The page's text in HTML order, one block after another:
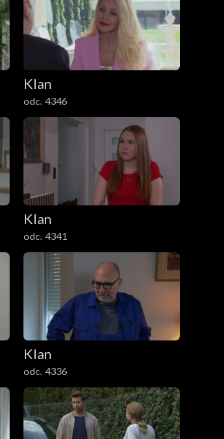
Klan
odc. 4346
Klan
odc. 4341
Klan
odc. 4336